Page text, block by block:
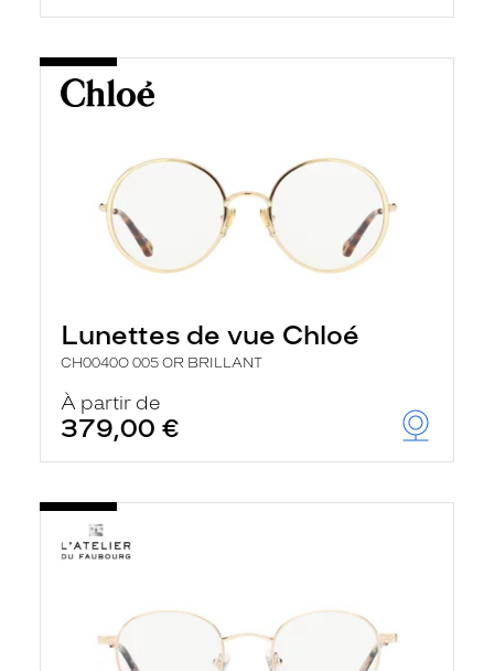
Lunettes de vue Chloé
CH0040O 005 OR BRILLANT
À partir de
379,00 €